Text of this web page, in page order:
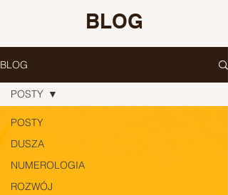
BLOG
BLOG
POSTY
DUSZA
NUMEROLOGIA
ROZWÓJ
POSTY